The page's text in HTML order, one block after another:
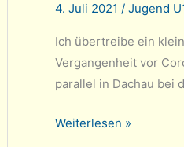
4. Juli 2021 / Jugend
Ich übertreibe ein
Vergangenheit vor
parallel in Dachau bei
Tarrasch
Weiterlesen »